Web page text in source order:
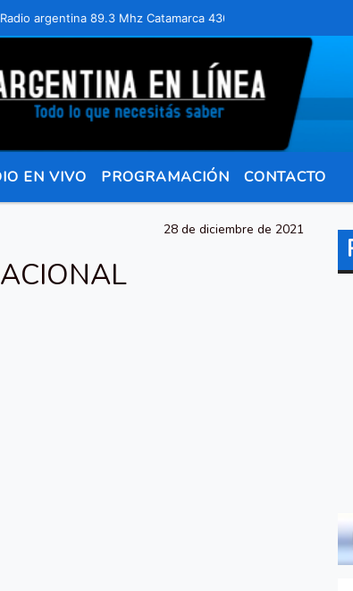
89.3 Mhz Catamarca 436 Resistencia Chaco para
EN VIVO PROGRAMACIÓN CONTACTO
28 de diciembre de 2021